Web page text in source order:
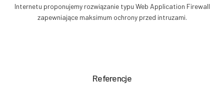
Internetu proponujemy rozwiązanie typu Web Application Firewall
zapewniające maksimum ochrony przed intruzami.
Referencje